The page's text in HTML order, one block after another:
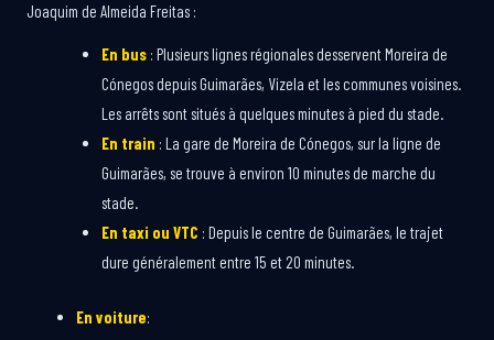
Joaquim de Almeida Freitas :
En bus: Plusieurs lignes régionales desservent Moreira de
Cónegos depuis Guimarães, Vizela et les communes voisines.
Les arrêts sont situés à quelques minutes à pied du stade.
En train : La gare de Moreira de Cónegos, sur la ligne de
Guimarães, se trouve à environ 10 minutes de marche du
stade.
En taxi ou VTC : Depuis le centre de Guimarães, le trajet
dure généralement entre 15 et 20 minutes.
En voiture: